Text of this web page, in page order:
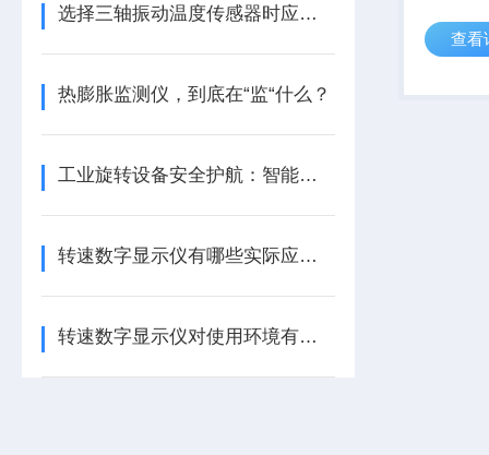
选择三轴振动温度传感器时应注意的细节
热膨胀监测仪，到底在“监“什么？
工业旋转设备安全护航：智能转速监测仪技术现状与应用优化研究
转速数字显示仪有哪些实际应用？
转速数字显示仪对使用环境有哪些要求
（加延
测量电
查看